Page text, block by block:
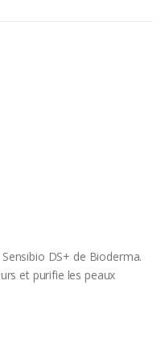
DS+ de Bioderma.
et purifie les peaux